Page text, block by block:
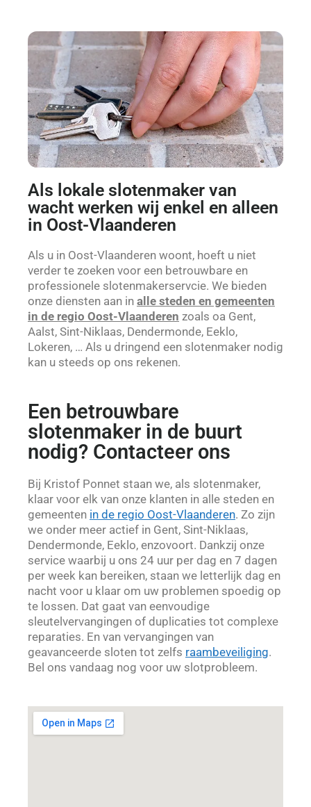
Als lokale slotenmaker van
wacht werken wij enkel en alleen
in Oost-Vlaanderen
Als u in Oost-Vlaanderen woont, hoeft u niet
verder te zoeken voor een betrouwbare en
professionele slotenmakerservcie. We bieden
onze diensten aan in alle steden en gemeenten
in de regio Oost-Vlaanderen zoals oa Gent,
Aalst, Sint-Niklaas, Dendermonde, Eeklo,
Lokeren, … Als u dringend een slotenmaker nodig
kan u steeds op ons rekenen.
Een betrouwbare
slotenmaker in de buurt
nodig? Contacteer ons
Bij Kristof Ponnet staan we, als slotenmaker,
klaar voor elk van onze klanten in alle steden en
gemeenten in de regio Oost-Vlaanderen. Zo zijn
we onder meer actief in Gent, Sint-Niklaas,
Dendermonde, Eeklo, enzovoort. Dankzij onze
service waarbij u ons 24 uur per dag en 7 dagen
per week kan bereiken, staan we letterlijk dag en
nacht voor u klaar om uw problemen spoedig op
te lossen. Dat gaat van eenvoudige
sleutelvervangingen of duplicaties tot complexe
reparaties. En van vervangingen van
geavanceerde sloten tot zelfs raambeveiliging.
Bel ons vandaag nog voor uw slotprobleem.